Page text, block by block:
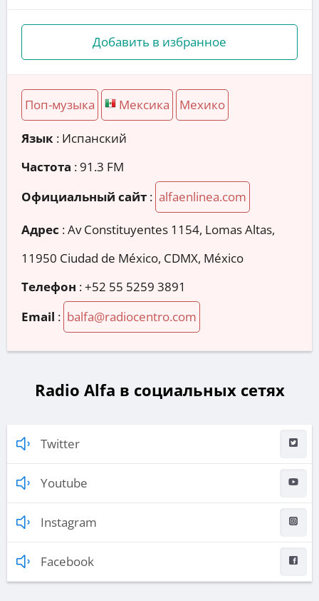
Добавить в избранное
Поп-музыка Мексика Мехико
Язык : Испанский
Частота : 91.3 FM
Официальный сайт : alfaenlinea.com
Адрес :Av Constituyentes 1154, Lomas Altas,
11950 Ciudad de México, CDMX, México
Телефон :+52 55 5259 3891
Email : balfa@radiocentro.com
Radio Alfa в социальных сетях
Twitter
Youtube
Instagram
Facebook